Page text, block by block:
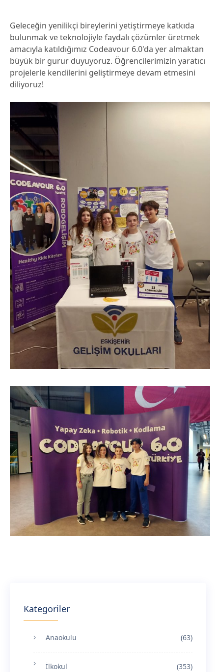
Geleceğin yenilikçi bireylerini yetiştirmeye katkıda
bulunmak ve teknolojiyle faydalı çözümler üretmek
amacıyla katıldığımız Codeavour 6.0'da yer almaktan
büyük bir gurur duyuyoruz. Öğrencilerimizin yaratıcı
projelerle kendilerini geliştirmeye devam etmesini
diliyoruz!
Kategoriler
Anaokulu (63)
İlkokul (353)